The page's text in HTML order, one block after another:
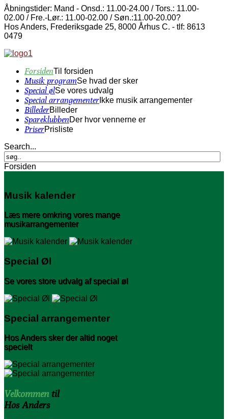
Åbningstider: Mand - Onsd.: 11.00-24.00 / Tors.: 11.00-
02.00 / Fre.-Lør.: 11.00-02.00 / Søn.:11.00-20.00?
Hos Anders, Frederiksgade 25, 8000 Århus C. - tlf: 8613
0479
ForsidenTil forsiden
Musik programSe hvad der sker
Special ølSe vores udvalg
Special arrangementer Ikke musik arrangementer
BillederBilleder
SpareklubbenDer hvor vennerne er
PriserPrisliste
Search...
Forsiden
Musik kalender
Læs mere omkring vores mange
musikarrangementer
Special Øl
Se vores store udvalg af special øl
Special arrangementer
Hos Anders sker der altid noget
specielt
Velkommen til
Hos Anders